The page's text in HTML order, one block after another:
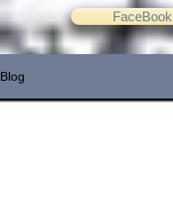
FaceBook
Blog